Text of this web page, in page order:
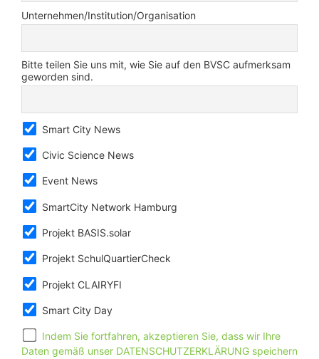
Unternehmen/Institution/Organisation
Bitte teilen Sie uns mit, wie Sie auf den BVSC aufmerksam
geworden sind.
Smart City News
Civic Science News
Event News
SmartCity Network Hamburg
Projekt BASIS.solar
Projekt SchulQuartierCheck
Projekt CLAIRYFI
Smart City Day
Indem Sie fortfahren, akzeptieren Sie, dass wir Ihre
Daten gemäß unser DATENSCHUTZERKLÄRUNG speichern